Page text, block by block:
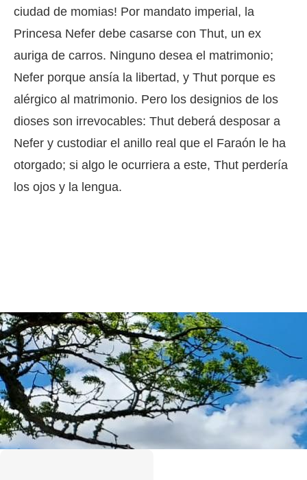
ciudad de momias! Por mandato imperial, la
Princesa Nefer debe casarse con Thut, un ex
auriga de carros. Ninguno desea el matrimonio;
Nefer porque ansía la libertad, y Thut porque es
alérgico al matrimonio. Pero los designios de los
dioses son irrevocables: Thut deberá desposar a
Nefer y custodiar el anillo real que el Faraón le ha
otorgado; si algo le ocurriera a este, Thut perdería
los ojos y la lengua.